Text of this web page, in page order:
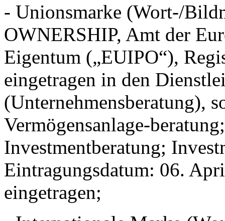
- Unionsmarke (Wort-/
OWNERSHIP, Amt der
Eigentum („EUIPO“),
eingetragen in den
(Unternehmensberatung),
Vermögensanlage-
Investmentberatung;
Eintragungsdatum: 06.
eingetragen;